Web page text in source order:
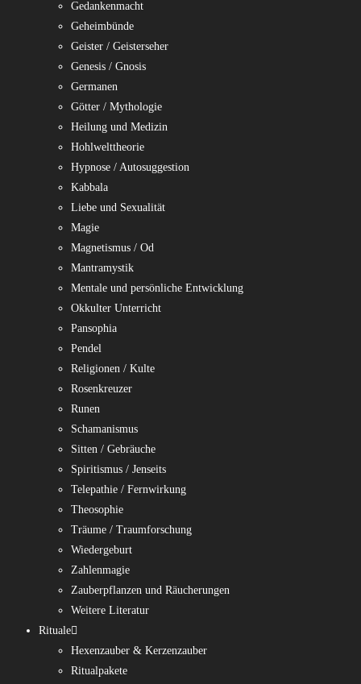
Gedankenmacht
Geheimbünde
Geister / Geisterseher
Genesis / Gnosis
Germanen
Götter / Mythologie
Heilung und Medizin
Hohlwelttheorie
Hypnose / Autosuggestion
Kabbala
Liebe und Sexualität
Magie
Magnetismus / Od
Mantramystik
Mentale und persönliche Entwicklung
Okkulter Unterricht
Pansophia
Pendel
Religionen / Kulte
Rosenkreuzer
Runen
Schamanismus
Sitten / Gebräuche
Spiritismus / Jenseits
Telepathie / Fernwirkung
Theosophie
Träume / Traumforschung
Wiedergeburt
Zahlenmagie
Zauberpflanzen und Räucherungen
Weitere Literatur
Rituale
Hexenzauber & Kerzenzauber
Ritualpakete